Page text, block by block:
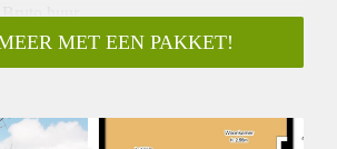
huur
Ja
Afhankelijk van de Eigenaar
MET EEN PAKKET!